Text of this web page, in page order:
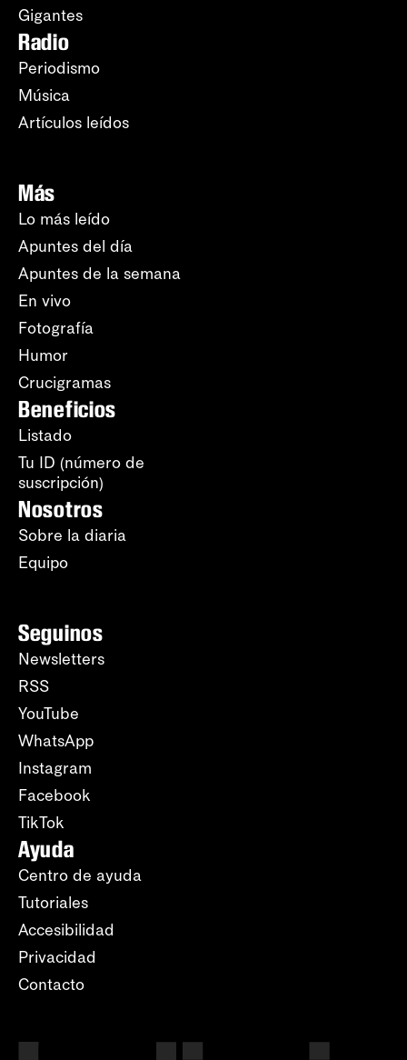
Gigantes
Radio
Periodismo
Música
Artículos leídos
Más
Lo más leído
Apuntes del día
Apuntes de la semana
En vivo
Fotografía
Humor
Crucigramas
Beneficios
Listado
Tu ID (número de
suscripción)
Nosotros
Sobre la diaria
Equipo
Seguinos
Newsletters
RSS
YouTube
WhatsApp
Instagram
Facebook
TikTok
Ayuda
Centro de ayuda
Tutoriales
Accesibilidad
Privacidad
Contacto